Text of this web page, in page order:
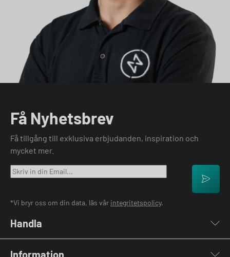
Få Nyhetsbrev
Få tillgång till exklusiva erbjudanden, inspiration och
mycket mer.
*Vi bryr oss om din data, läs vår integritetspolicy.
Handla